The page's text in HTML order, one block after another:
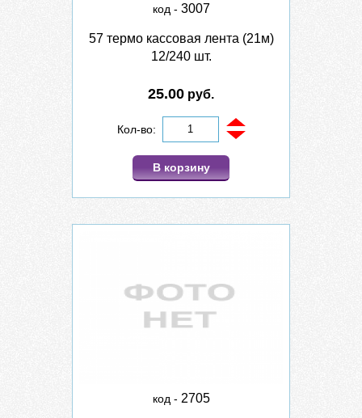
код - 3007
57 термо кассовая лента (21м)
12/240 шт.
25.00 руб.
Кол-во:
В корзину
код - 2705